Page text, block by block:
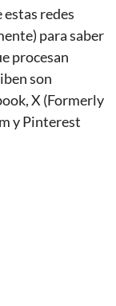
redes
para saber
procesan
son
X (Formerly
y Pinterest